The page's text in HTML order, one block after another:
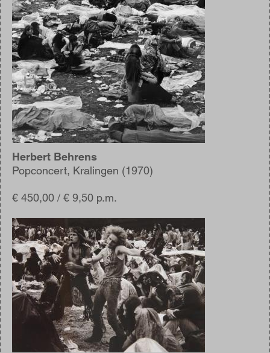
Herbert Behrens
Popconcert, Kralingen (1970)
€ 450,00 / € 9,50 p.m.
Afbeelding